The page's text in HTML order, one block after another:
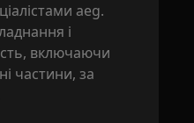
aeg.
і
включаючи
частини, за